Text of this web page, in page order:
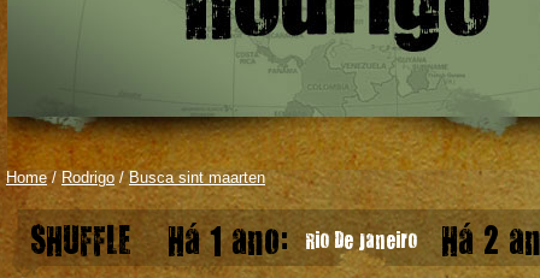
Home/ Rodrigo /Busca sint maarten
SHUFFLE Há 1 ano: Rio De Janeiro Há 2